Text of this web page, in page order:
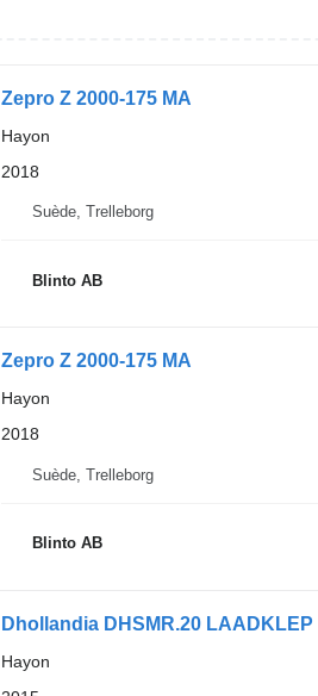
Zepro Z 2000-175 MA
Hayon
2018
Suède, Trelleborg
Blinto AB
Zepro Z 2000-175 MA
Hayon
2018
Suède, Trelleborg
Blinto AB
Dhollandia DHSMR.20 LAADKLEP
Hayon